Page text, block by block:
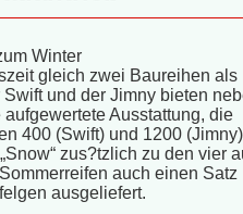
Winter
gleich zwei Baureihen als
Swift und der Jimny bieten
Ausstattung, die
400 (Swift) und 1200
zus?tzlich zu den vier
auch einen Satz
ausgeliefert.